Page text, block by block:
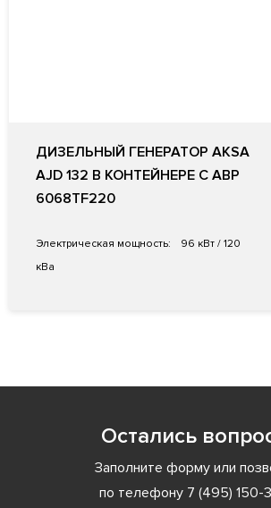
ДИЗЕЛЬНЫЙ ГЕНЕРАТОР AKSA
AJD 132 В КОНТЕЙНЕРЕ С АВР
6068TF220
Электрическая мощность:
96 кВт / 120
кВа
Остались
Заполните форму или
по телефону 7 (495) 150-